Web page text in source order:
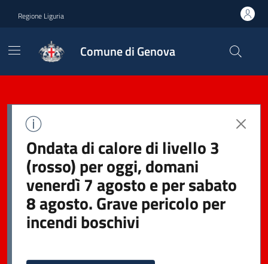
Regione Liguria
Comune di Genova
Ondata di calore di livello 3
(rosso) per oggi, domani
venerdì 7 agosto e per sabato
8 agosto. Grave pericolo per
incendi boschivi